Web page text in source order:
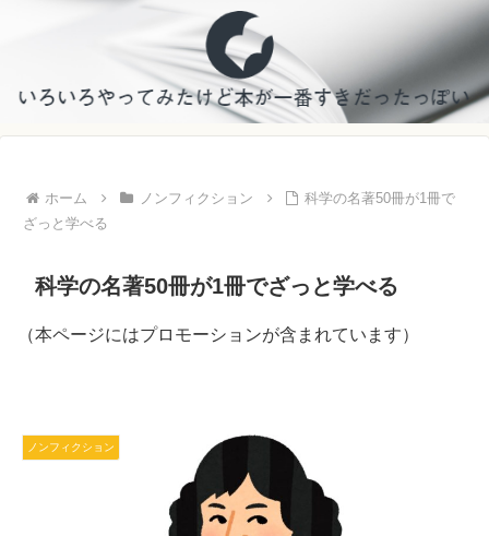
ホーム ノンフィクション
科学の名著50冊が1冊で
ざっと学べる
科学の名著50冊が1冊でざっと学べる
（本ページにはプロモーションが含まれています）
ノンフィクション